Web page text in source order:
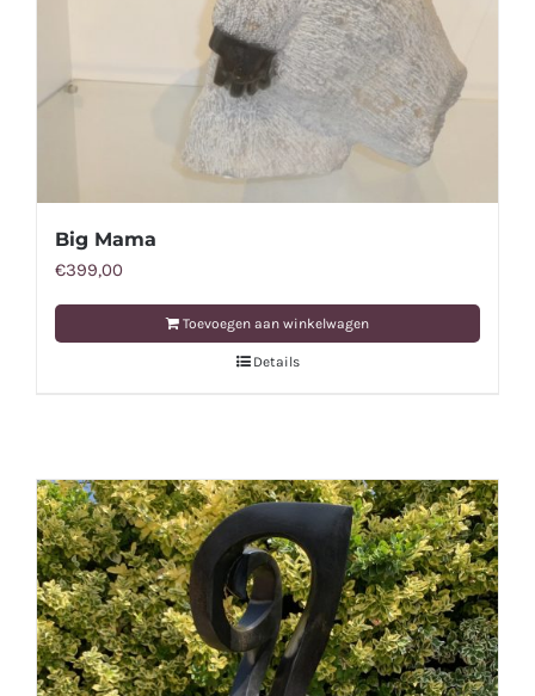
Big Mama
€399,00
Toevoegen aan winkelwagen
Details